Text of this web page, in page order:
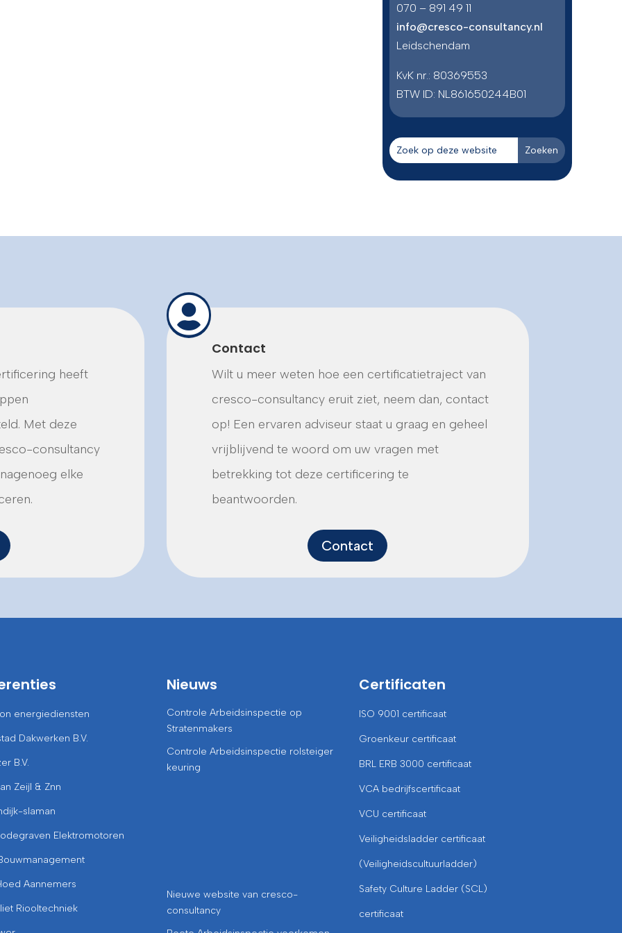
070 – 891 49 11
info@cresco-consultancy.nl
Leidschendam
KvK nr.: 80369553
BTW ID: NL861650244B01
heeft
Met deze
consultancy
elke

Contact
Wilt u meer weten hoe een certificatietraject van
cresco-consultancy eruit ziet, neem dan, contact
op! Een ervaren adviseur staat u graag en geheel
vrijblijvend te woord om uw vragen met
betrekking tot deze certificering te
beantwoorden.
Contact
energiediensten
Dakwerken B.V.
B.V.
Zeijl & Znn
slaman
Elektromotoren
Aannemers
Riooltechniek
Nieuws
Controle Arbeidsinspectie op
Stratenmakers
Controle Arbeidsinspectie rolsteiger
keuring
Nieuwe website van cresco-
consultancy
Certificaten
ISO 9001 certificaat
Groenkeur certificaat
BRL ERB 3000 certificaat
VCA bedrijfscertificaat
VCU certificaat
Veiligheidsladder certificaat
(Veiligheidscultuurladder)
Safety Culture Ladder (SCL)
certificaat